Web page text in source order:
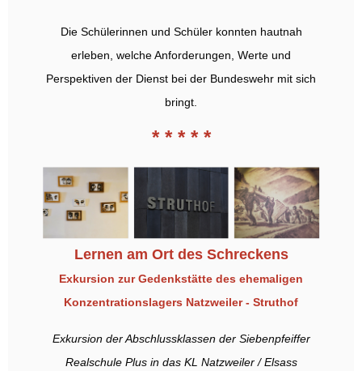
Die Schülerinnen und Schüler konnten hautnah
erleben, welche Anforderungen, Werte und
Perspektiven der Dienst bei der Bundeswehr mit sich
bringt.
* * * * *
Lernen am Ort des Schreckens
Exkursion zur Gedenkstätte des ehemaligen
Konzentrationslagers Natzweiler - Struthof
Exkursion der Abschlussklassen der Siebenpfeiffer
Realschule Plus in das KL Natzweiler / Elsass